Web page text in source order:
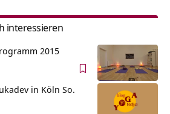
interessieren
2015
in Köln So.